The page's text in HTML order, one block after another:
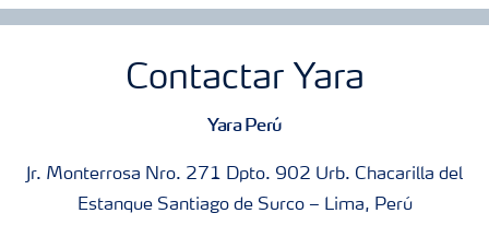
Contactar Yara
Yara Perú
Jr. Monterrosa Nro. 271 Dpto. 902 Urb. Chacarilla del
Estanque Santiago de Surco – Lima, Perú